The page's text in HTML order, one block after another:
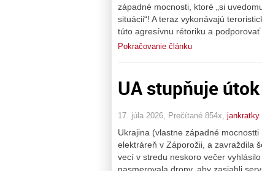
západné mocnosti, ktoré „si
situácii“! A teraz vykonávajú
túto agresívnu rétoriku a
Pokračovanie článku
UA stupňuje
17. júla 2026, Prečítané 854x, jankratky
Ukrajina (vlastne západné
elektráreň v Záporožii, a zavraždila
vecí v stredu neskoro večer